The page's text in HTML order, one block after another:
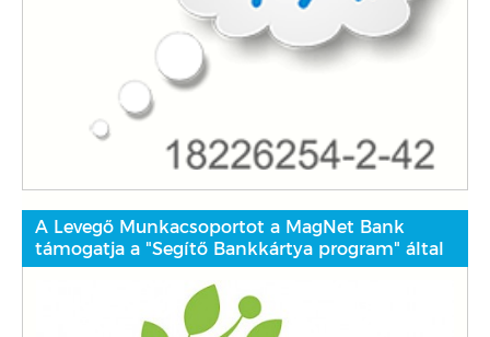
A Levegő Munkacsoportot a MagNet Bank
támogatja a "Segítő Bankkártya program" által